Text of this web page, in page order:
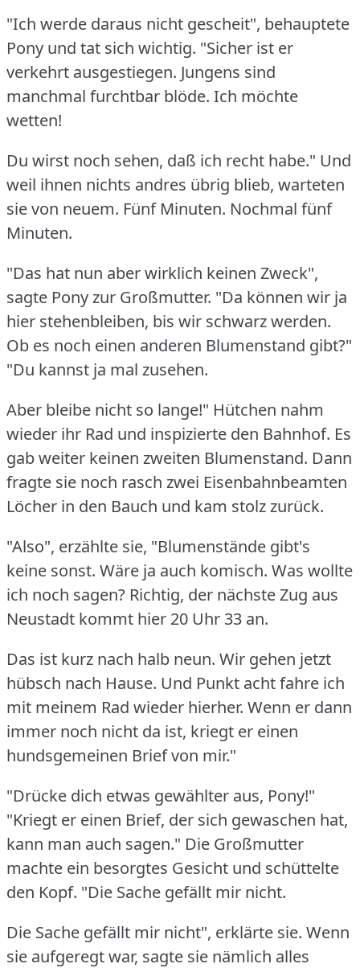
"Ich werde daraus nicht gescheit", behauptete
Pony und tat sich wichtig. "Sicher ist er
verkehrt ausgestiegen. Jungens sind
manchmal furchtbar blöde. Ich möchte
wetten!
Du wirst noch sehen, daß ich recht habe." Und
weil ihnen nichts andres übrig blieb, warteten
sie von neuem. Fünf Minuten. Nochmal fünf
Minuten.
"Das hat nun aber wirklich keinen Zweck",
sagte Pony zur Großmutter. "Da können wir ja
hier stehenbleiben, bis wir schwarz werden.
Ob es noch einen anderen Blumenstand gibt?"
"Du kannst ja mal zusehen.
Aber bleibe nicht so lange!" Hütchen nahm
wieder ihr Rad und inspizierte den Bahnhof. Es
gab weiter keinen zweiten Blumenstand. Dann
fragte sie noch rasch zwei Eisenbahnbeamten
Löcher in den Bauch und kam stolz zurück.
"Also", erzählte sie, "Blumenstände gibt's
keine sonst. Wäre ja auch komisch. Was wollte
ich noch sagen? Richtig, der nächste Zug aus
Neustadt kommt hier 20 Uhr 33 an.
Das ist kurz nach halb neun. Wir gehen jetzt
hübsch nach Hause. Und Punkt acht fahre ich
mit meinem Rad wieder hierher. Wenn er dann
immer noch nicht da ist, kriegt er einen
hundsgemeinen Brief von mir."
"Drücke dich etwas gewählter aus, Pony!"
"Kriegt er einen Brief, der sich gewaschen hat,
kann man auch sagen." Die Großmutter
machte ein besorgtes Gesicht und schüttelte
den Kopf. "Die Sache gefällt mir nicht.
Die Sache gefällt mir nicht", erklärte sie. Wenn
sie aufgeregt war, sagte sie nämlich alles